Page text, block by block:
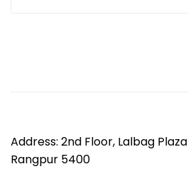
Address: 2nd Floor, Lalbag
Rangpur 5400